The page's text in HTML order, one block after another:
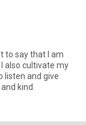
to say that I am
also cultivate my
listen and give
kind.